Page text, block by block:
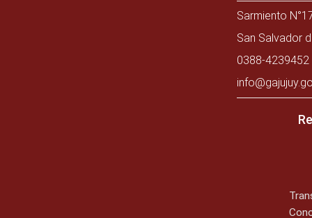
Sarmiento
San Salvador
0388-